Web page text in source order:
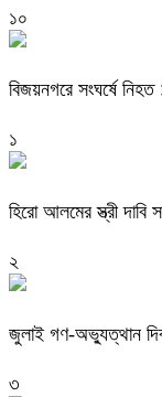
১০
বিজয়নগরে সংঘর্ষে নিহত
১
হিরো আলমের স্ত্রী দাবি
২
জুলাই গণ-অভ্যুত্থান
৩